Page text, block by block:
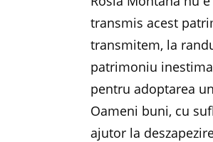
transmis acest
transmitem, la
patrimoniu
pentru adoptarea
Oameni buni, cu
ajutor la